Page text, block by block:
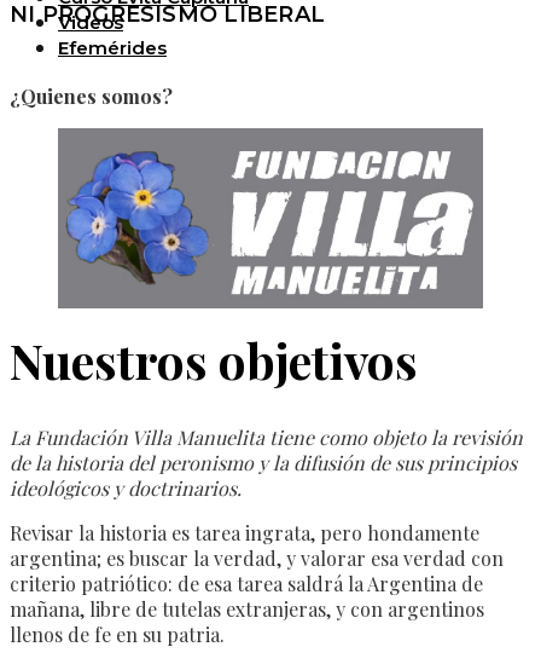
Videos
Efemérides
NI PROGRESISMO LIBERAL
¿Quienes somos?
Nuestros objetivos
La Fundación Villa Manuelita tiene como objeto la revisión
de la historia del peronismo y la difusión de sus principios
ideológicos y doctrinarios.
Revisar la historia es tarea ingrata, pero hondamente
argentina; es buscar la verdad, y valorar esa verdad con
criterio patriótico: de esa tarea saldrá la Argentina de
mañana, libre de tutelas extranjeras, y con argentinos
llenos de fe en su patria.